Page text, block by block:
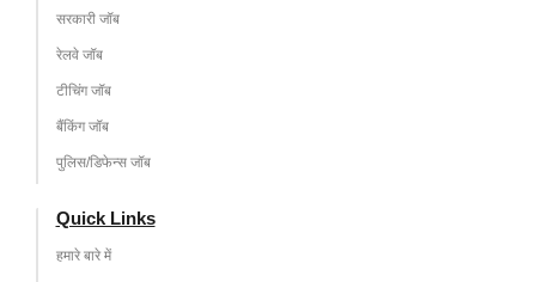
सरकारी जॉब
रेलवे जॉब
टीचिंग जॉब
बैंकिंग जॉब
पुलिस/डिफेन्स जॉब
Quick Links
हमारे बारे में